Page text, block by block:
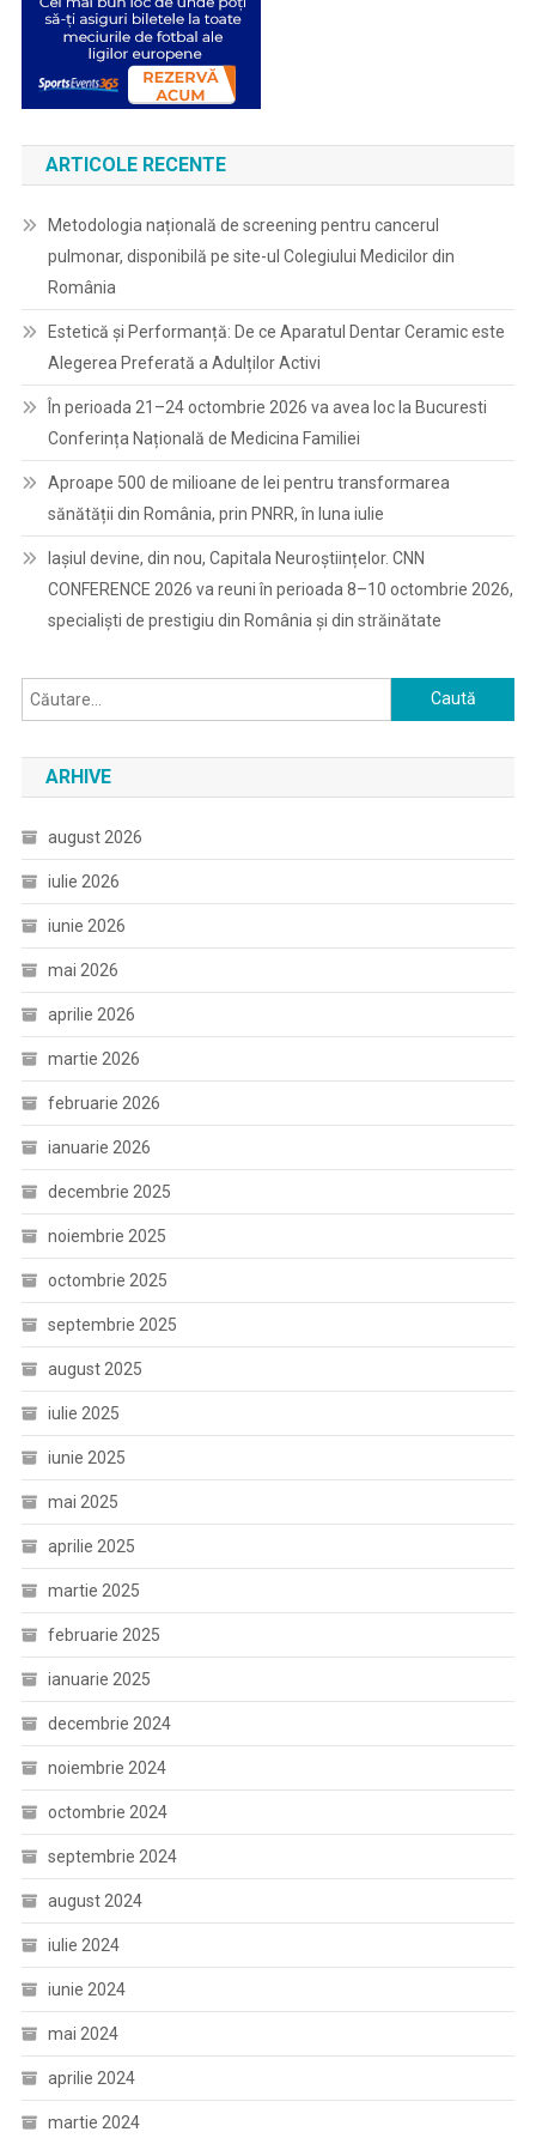
ARTICOLE RECENTE
Metodologia națională de screening pentru cancerul
pulmonar, disponibilă pe site-ul Colegiului Medicilor din
România
Estetică și Performanță: De ce Aparatul Dentar Ceramic este
Alegerea Preferată a Adulților Activi
În perioada 21–24 octombrie 2026 va avea loc la Bucuresti
Conferința Națională de Medicina Familiei
Aproape 500 de milioane de lei pentru transformarea
sănătății din România, prin PNRR, în luna iulie
Iașiul devine, din nou, Capitala Neuroștiințelor. CNN
CONFERENCE 2026 va reuni în perioada 8–10 octombrie 2026,
specialiști de prestigiu din România și din străinătate
Caută
după:
ARHIVE
august 2026
iulie 2026
iunie 2026
mai 2026
aprilie 2026
martie 2026
februarie 2026
ianuarie 2026
decembrie 2025
noiembrie 2025
octombrie 2025
septembrie 2025
august 2025
iulie 2025
iunie 2025
mai 2025
aprilie 2025
martie 2025
februarie 2025
ianuarie 2025
decembrie 2024
noiembrie 2024
octombrie 2024
septembrie 2024
august 2024
iulie 2024
iunie 2024
mai 2024
aprilie 2024
martie 2024